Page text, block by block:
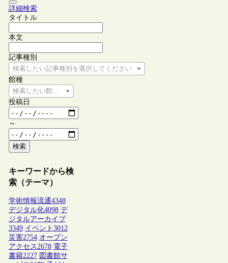
詳細検索
タイトル
本文
記事種別
検索したい記事種別を選択してください
館種
検索したい館種を選択してください
投稿日
～
検索
キーワードから検
索（テーマ）
学術情報流通4348
デジタル化4098 デ
ジタルアーカイブ
3349 イベント 3012
災害2754 オープン
アクセス2678 電子
書籍2227 図書館サ